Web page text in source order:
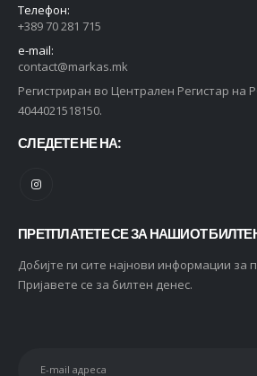
Телефон:
+389 70 281 715
e-mail:
contact@markas.mk
Регистриран во Централен Регистар на
4044021518150.
СЛЕДЕТЕ НЕ НА:
ПРЕТПЛАТЕТЕ СЕ ЗА НАШИОТ
Добијте ги сите најнови информации за
Пријавете се за билтен денес.